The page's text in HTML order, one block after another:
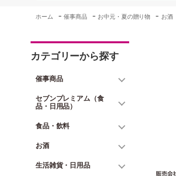
ホーム -催事商品 - お中元・夏の贈り物 - お酒
カテゴリーから探す
催事商品
セブンプレミアム（食
品・日用品）
食品・飲料
お酒
生活雑貨・日用品